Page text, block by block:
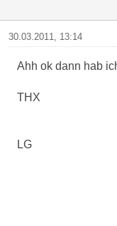
30.03.2011, 13:14
Ahh ok dann hab
THX
LG